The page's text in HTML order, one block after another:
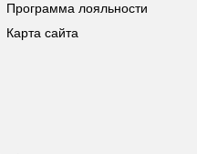
Программа лояльности
Карта сайта